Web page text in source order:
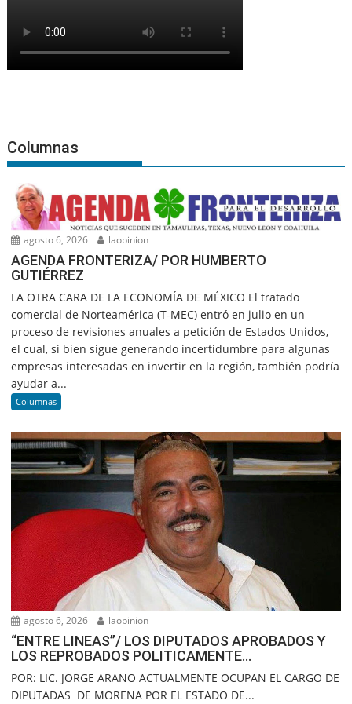
Columnas
agosto 6, 2026 laopinion
AGENDA FRONTERIZA/ POR HUMBERTO
GUTIÉRREZ
LA OTRA CARA DE LA ECONOMÍA DE MÉXICO El tratado
comercial de Norteamérica (T-MEC) entró en julio en un
proceso de revisiones anuales a petición de Estados Unidos,
el cual, si bien sigue generando incertidumbre para algunas
empresas interesadas en invertir en la región, también podría
ayudar a...
Columnas
agosto 6, 2026 laopinion
“ENTRE LINEAS”/ LOS DIPUTADOS APROBADOS Y
LOS REPROBADOS POLITICAMENTE…
POR: LIC. JORGE ARANO ACTUALMENTE OCUPAN EL CARGO DE
DIPUTADAS DE MORENA POR EL ESTADO DE...